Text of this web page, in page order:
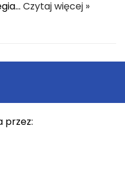
Czytaj więcej »
przez: